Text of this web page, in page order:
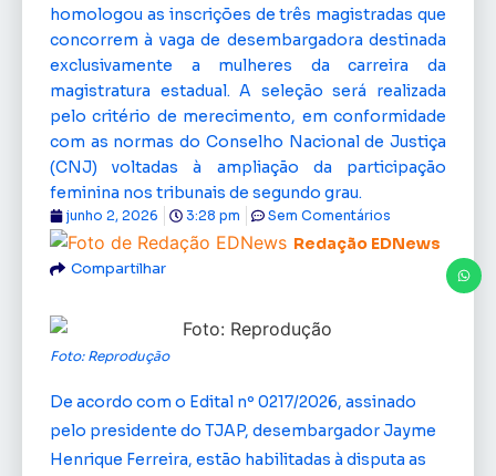
homologou as inscrições de três magistradas que
concorrem à vaga de desembargadora destinada
exclusivamente a mulheres da carreira da
magistratura estadual. A seleção será realizada
pelo critério de merecimento, em conformidade
com as normas do Conselho Nacional de Justiça
(CNJ) voltadas à ampliação da participação
feminina nos tribunais de segundo grau.
Redação EDNews
junho 2, 2026 3:28 pm Sem Comentários
Compartilhar
Foto: Reprodução
De acordo com o Edital nº 0217/2026, assinado
pelo presidente do TJAP, desembargador Jayme
Henrique Ferreira, estão habilitadas à disputa as